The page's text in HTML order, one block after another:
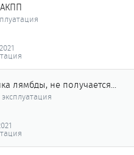
лямбды, не получается...